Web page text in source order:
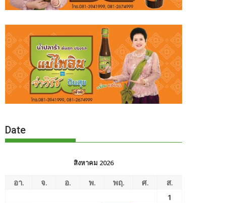
Date
สิงหาคม 2026
อา. จ. อ. พ. พฤ. ศ.
ส.
1